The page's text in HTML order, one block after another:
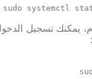
sudo systemctl
يمكنك تسجيل